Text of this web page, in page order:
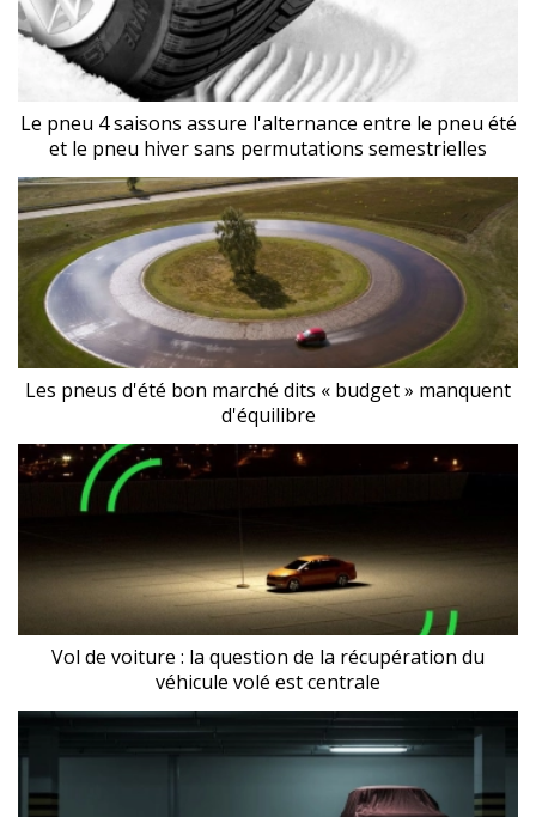
Le pneu 4 saisons assure l'alternance entre le pneu été
et le pneu hiver sans permutations semestrielles
Les pneus d'été bon marché dits « budget » manquent
d'équilibre
Vol de voiture : la question de la récupération du
véhicule volé est centrale